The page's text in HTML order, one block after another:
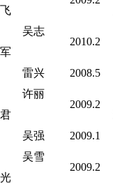
飞
吴志
军
2010.2
雷兴 2008.5
许丽
君
2009.2
吴强
2009.1
吴雪
光
2009.2